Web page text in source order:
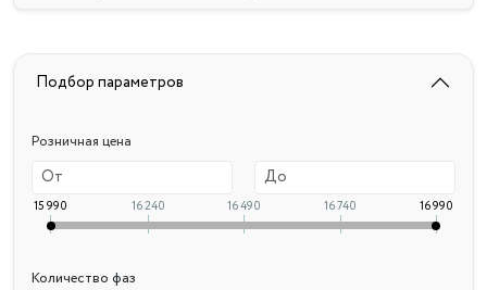
Подбор параметров
Розничная цена
15 990 16 240 16 490 16 740 16 990
Количество фаз